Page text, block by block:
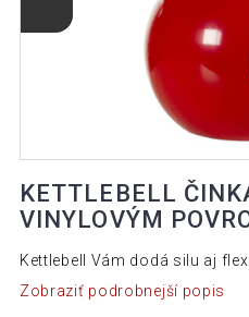
KETTLEBELL
VINYLOVÝM
Kettlebell Vám dodá silu aj
Zobraziť podrobnejší popis